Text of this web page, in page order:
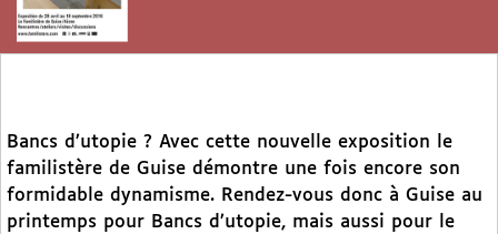
Bancs d’utopie ? Avec cette nouvelle exposition le
familistère de Guise démontre une fois encore son
formidable dynamisme. Rendez-vous donc à Guise au
printemps pour Bancs d’utopie, mais aussi pour le